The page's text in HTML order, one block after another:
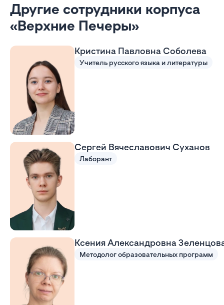
Другие сотрудники корпуса
«Верхние Печеры»
Кристина Павловна Соболева
Учитель русского языка и литературы
Сергей Вячеславович Суханов
Лаборант
Ксения Александровна
Методолог образовательных программ